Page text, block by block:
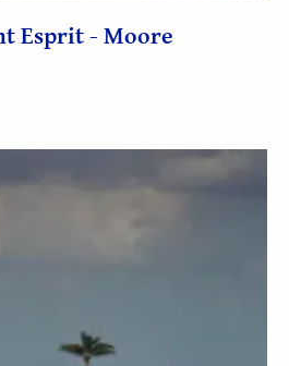
vidéo
Esprit - Moore